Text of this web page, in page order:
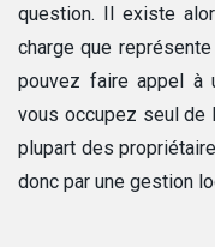
question. Il existe
charge que
pouvez faire appel à
vous occupez seul de
plupart des
donc par une gestion